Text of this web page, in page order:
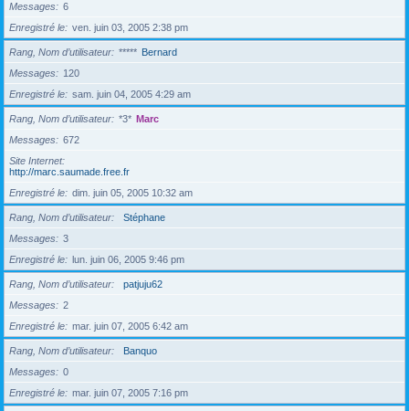
Messages
6
Enregistré le
ven. juin 03, 2005 2:38 pm
Rang, Nom d’utilisateur ***** Bernard
Messages
120
Enregistré le
sam. juin 04, 2005 4:29 am
Rang, Nom d’utilisateur *3* Marc
Messages
672
Site Internet
http://marc.saumade.free.fr
Enregistré le
dim. juin 05, 2005 10:32 am
Rang, Nom d’utilisateur
Stéphane
Messages
3
Enregistré le
lun. juin 06, 2005 9:46 pm
Rang, Nom d’utilisateur
patjuju62
Messages
2
Enregistré le
mar. juin 07, 2005 6:42 am
Rang, Nom d’utilisateur
Banquo
Messages
0
Enregistré le
mar. juin 07, 2005 7:16 pm